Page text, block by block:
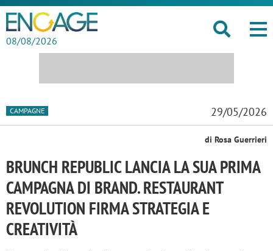
08/08/2026
CAMPAGNE 29/05/2026
di Rosa Guerrieri
BRUNCH REPUBLIC LANCIA LA SUA PRIMA
CAMPAGNA DI BRAND. RESTAURANT
REVOLUTION FIRMA STRATEGIA E
CREATIVITÀ